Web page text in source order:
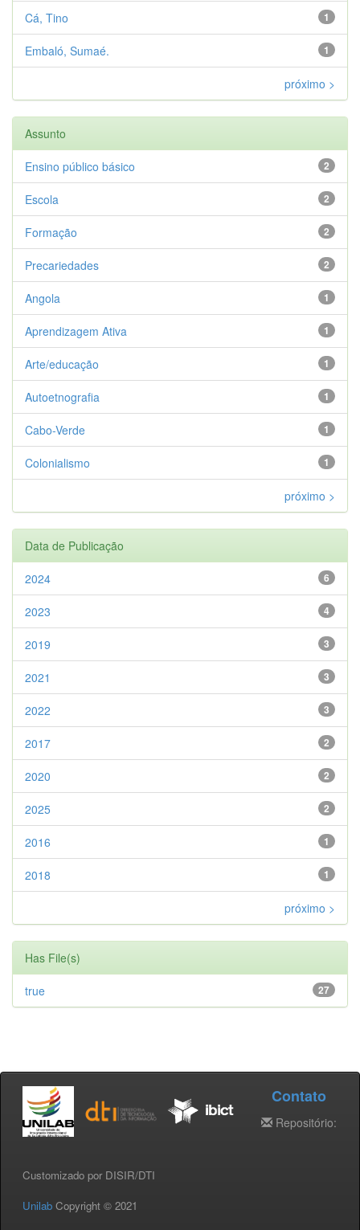
1
Cá, Tino
1
Embaló, Sumaé.
próximo >
Assunto
2
Ensino público básico
2
Escola
2
Formação
2
Precariedades
1
Angola
1
Aprendizagem Ativa
1
Arte/educação
1
Autoetnografia
1
Cabo-Verde
1
Colonialismo
próximo >
Data de Publicação
6
2024
4
2023
3
2019
3
2021
3
2022
2
2017
2
2020
2
2025
1
2016
1
2018
próximo >
Has File(s)
27
true
Customizado por DISIR/DTI
Unilab Copyright © 2021
Contato
Repositório: